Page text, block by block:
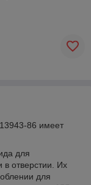
86 имеет
для
в отверстии. Их
для